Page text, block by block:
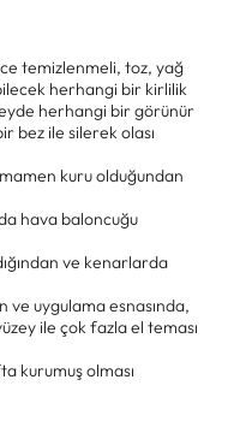
temizlenmeli, toz, yağ
herhangi bir kirlilik
herhangi bir görünür
bez ile silerek olası
kuru olduğundan
hava baloncuğu
ve kenarlarda
ve uygulama esnasında,
ile çok fazla el teması
kurumuş olması